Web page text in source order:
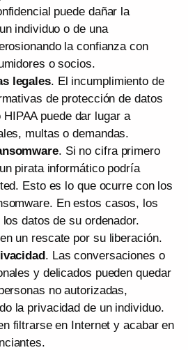
puede dañar la
individuo o de una
la confianza con
o socios.
legales. El incumplimiento de
de protección de datos
puede dar lugar a
multas o demandas.
. Si no cifra primero
pirata informático podría
Esto es lo que ocurre con los
En estos casos, los
datos de su ordenador.
un rescate por su liberación.
. Las conversaciones o
y delicados pueden quedar
no autorizadas,
la privacidad de un individuo.
filtrarse en Internet y acabar en